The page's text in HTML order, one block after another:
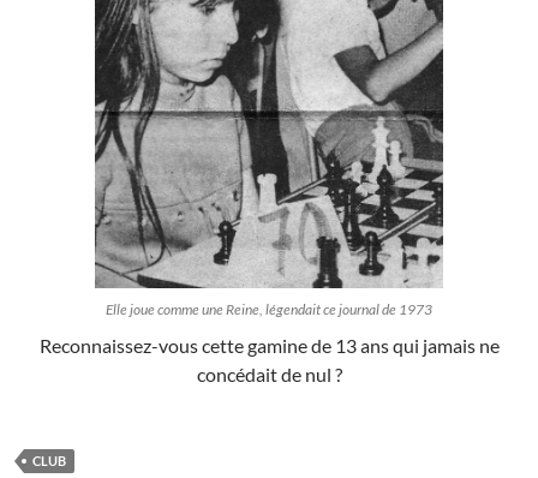
Elle joue comme une Reine, légendait ce journal de 1973
Reconnaissez-vous cette gamine de 13 ans qui jamais ne
concédait de nul ?
CLUB